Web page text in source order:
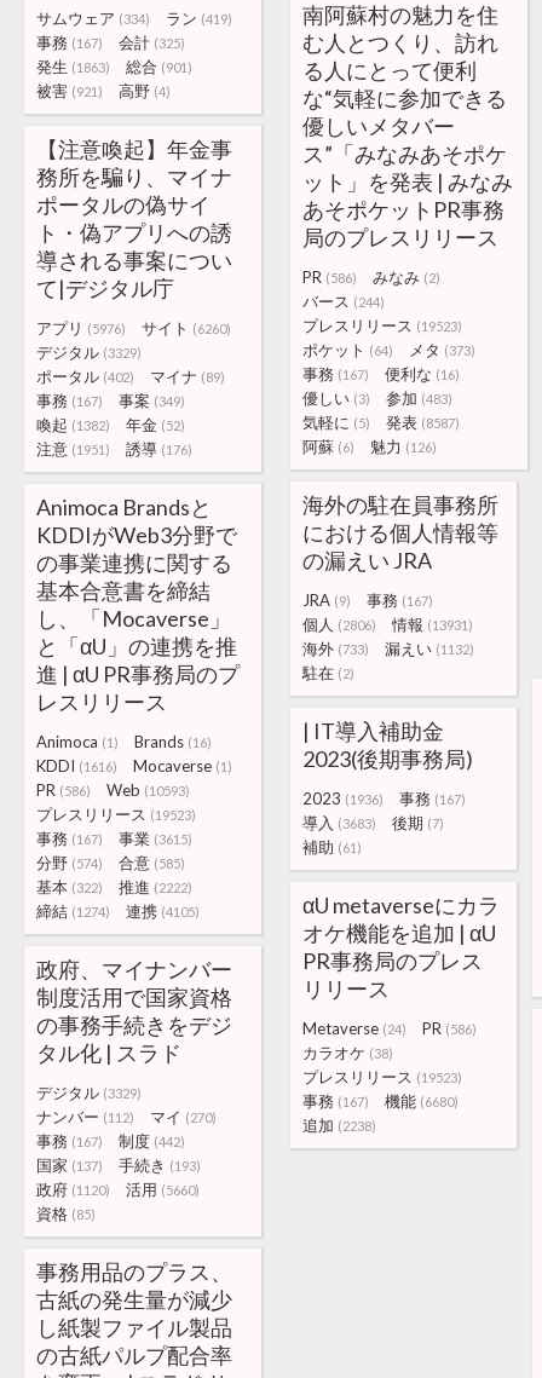
サムウェア (334) ラン (419)
事務 (167) 会計 (325)
発生 (1863) 総合 (901)
被害 (921) 高野 (4)
南阿蘇村の魅力を住
む人とつくり、訪れ
る人にとって便利
な“気軽に参加できる
優しいメタバー
ス”「みなみあそポケ
ット」を発表 | みなみ
あそポケットPR事務
局のプレスリリース
PR (586) みなみ (2)
バース (244)
プレスリリース (19523)
ポケット (64) メタ (373)
事務 (167) 便利な (16)
優しい (3) 参加 (483)
気軽に (5) 発表 (8587)
阿蘇 (6) 魅力 (126)
【注意喚起】年金事
務所を騙り、マイナ
ポータルの偽サイ
ト・偽アプリへの誘
導される事案につい
て|デジタル庁
アプリ (5976) サイト (6260)
デジタル (3329)
ポータル (402) マイナ (89)
事務 (167) 事案 (349)
喚起 (1382) 年金 (52)
注意 (1951) 誘導 (176)
海外の駐在員事務所
における個人情報等
の漏えい JRA
JRA (9) 事務 (167)
個人 (2806) 情報 (13931)
海外 (733) 漏えい (1132)
駐在 (2)
Animoca Brandsと
KDDIがWeb3分野で
の事業連携に関する
基本合意書を締結
し、「Mocaverse」
と「αU」の連携を推
進 | αU PR事務局のプ
レスリリース
Animoca (1) Brands (16)
KDDI (1616) Mocaverse (1)
PR (586) Web (10593)
プレスリリース (19523)
事務 (167) 事業 (3615)
分野 (574) 合意 (585)
基本 (322) 推進 (2222)
締結 (1274) 連携 (4105)
| IT導入補助金
2023(後期事務局)
2023 (1936) 事務 (167)
導入 (3683) 後期 (7)
補助 (61)
政府、マイナンバー
制度活用で国家資格
の事務手続きをデジ
タル化 | スラド
デジタル (3329)
ナンバー (112) マイ (270)
事務 (167) 制度 (442)
国家 (137) 手続き (193)
政府 (1120) 活用 (5660)
資格 (85)
αU metaverseにカラ
オケ機能を追加 | αU
PR事務局のプレス
リリース
Metaverse (24) PR (586)
カラオケ (38)
プレスリリース (19523)
事務 (167) 機能 (6680)
追加 (2238)
事務用品のプラス、
古紙の発生量が減少
し紙製ファイル製品
の古紙パルプ配合率